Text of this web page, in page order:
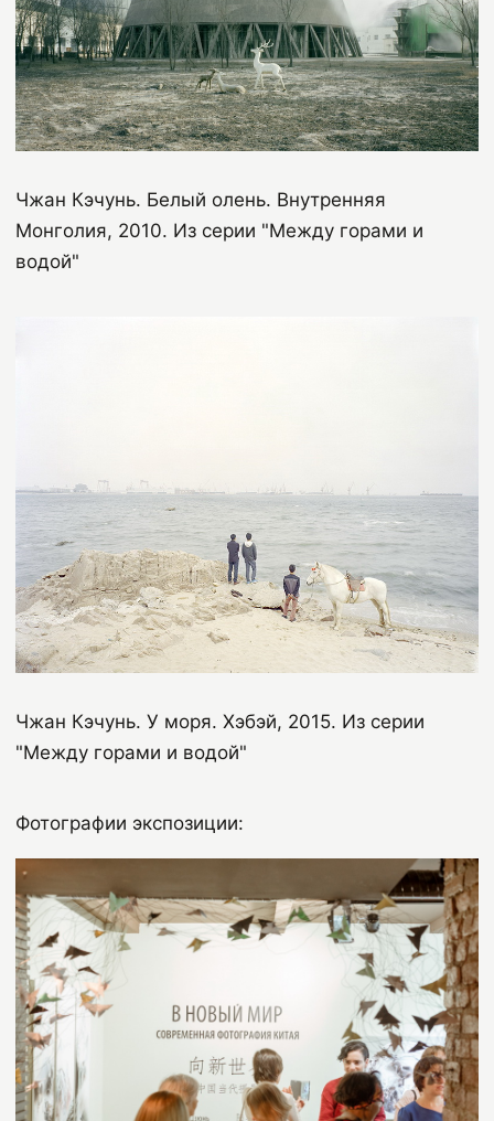
Чжан Кэчунь. Белый олень. Внутренняя
Монголия, 2010. Из серии "Между горами и
водой"
Чжан Кэчунь. У моря. Хэбэй, 2015. Из серии
"Между горами и водой"
Фотографии экспозиции: